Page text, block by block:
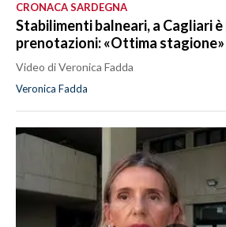
CRONACA SARDEGNA
Stabilimenti balneari, a Cagliari è
prenotazioni: «Ottima stagione»
Video di Veronica Fadda
Veronica Fadda